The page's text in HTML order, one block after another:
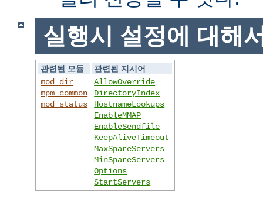
실행시 설정에 대해
관련된 모듈
관련된 지시어
mod_dir
mpm_common
mod_status
AllowOverride
DirectoryIndex
HostnameLookups
EnableMMAP
EnableSendfile
KeepAliveTimeout
MaxSpareServers
MinSpareServers
Options
StartServers